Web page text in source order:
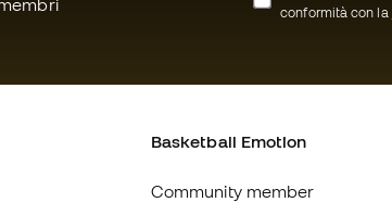
conformità con la
Basketball Emotion
Community member